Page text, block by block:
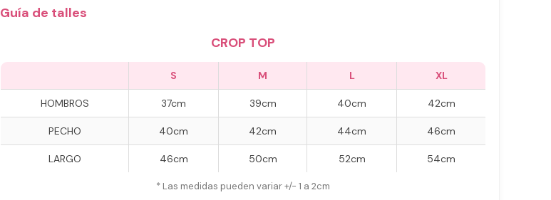
Guía de talles
CROP TOP
S M L XL
HOMBROS 37cm 39cm 40cm 42cm
PECHO 40cm 42cm 44cm 46cm
LARGO 46cm 50cm 52cm 54cm
* Las medidas pueden variar +/- 1 a 2cm